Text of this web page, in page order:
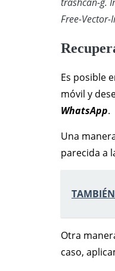
Free-Vector-
Es posible
móvil y
WhatsApp.
Una
parecida a
Otra
caso,